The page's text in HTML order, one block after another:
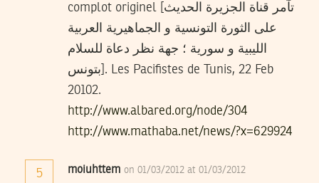
complot originel [تآمر قناة الجزيرة الحديث
على الثورة التونسية و الجماهيرية العربية
الليبية و سورية ؛ جهة نظر دعاة للسلام
بتونس]. Les Pacifistes de Tunis, 22 Feb
20102.
http://www.albared.org/node/304
http://www.mathaba.net/news/?x=629924
5 moiuhttem on 01/03/2012 at 01/03/2012